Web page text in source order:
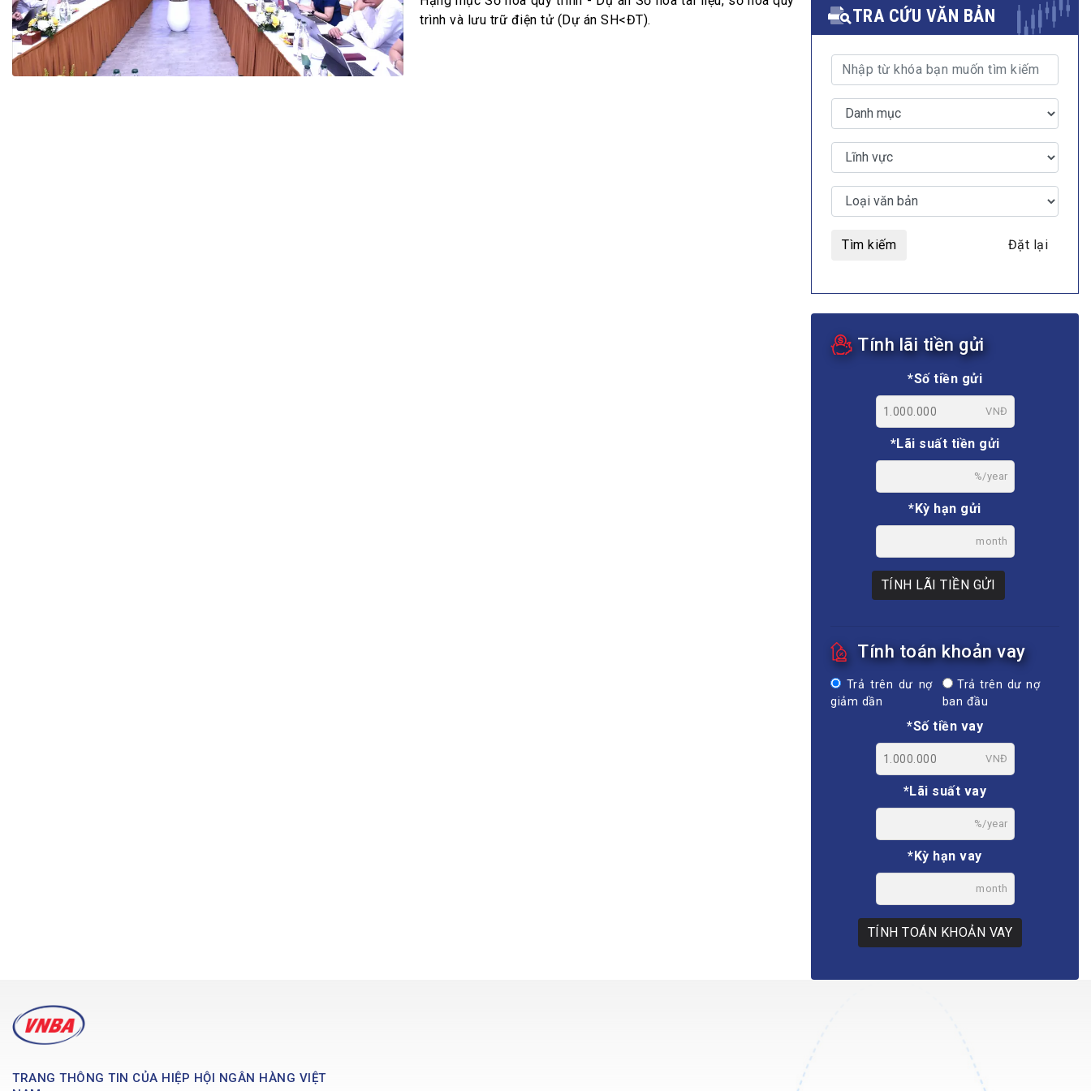
Bộ Chuẩn mực Đạo đức nghề nghiệp
Đối tác
Đấu giá tài sản
Thanh toán –Thẻ
Nhà quản trị
MULTIMEDIA
Video
E-magazines
trình và lưu trữ điện tử (Dự án SH<ĐT).
TRA CỨU VĂN BẢN
Tìm kiếm Đặt lại
Tính lãi tiền gửi
*Số tiền gửi
VNĐ
*Lãi suất tiền gửi
%/year
*Kỳ hạn gửi
month
TÍNH LÃI TIỀN GỬI
Tính toán khoản vay
Trả trên dư nợ
giảm dần
Trả trên dư nợ
ban đầu
*Số tiền vay
VNĐ
*Lãi suất vay
%/year
*Kỳ hạn vay
month
TÍNH TOÁN KHOẢN VAY
TRANG THÔNG TIN CỦA HIỆP HỘI NGÂN HÀNG VIỆT